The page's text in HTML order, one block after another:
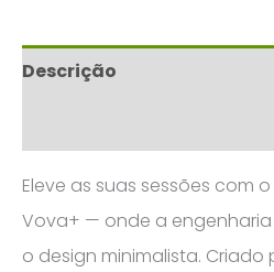
Descrição
Eleve as suas sessões com
Vova+ — onde a
o design minimalista.